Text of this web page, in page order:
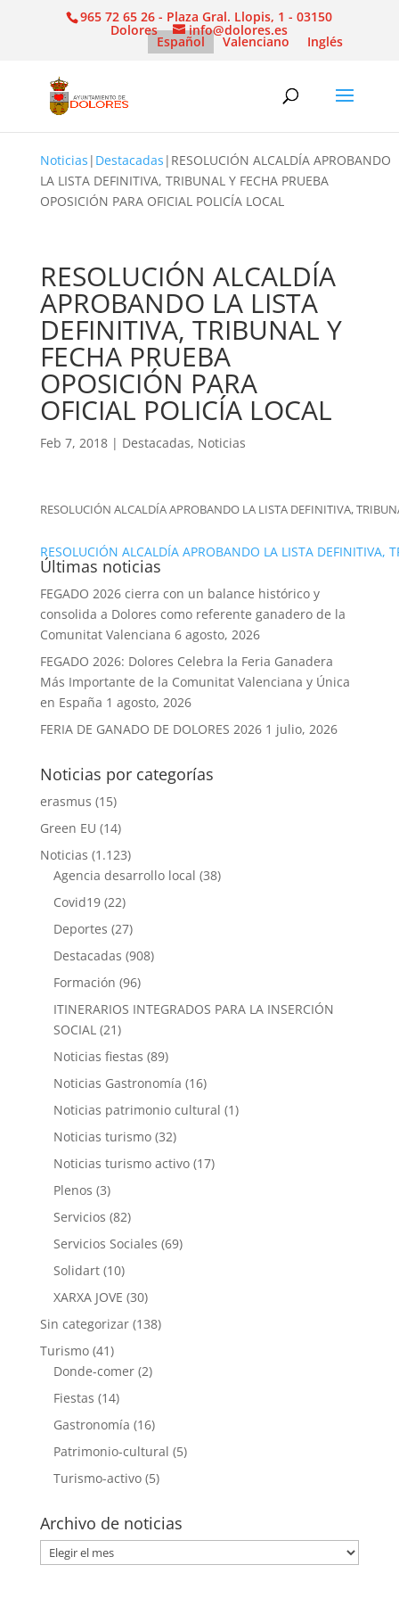
965 72 65 26 - Plaza Gral. Llopis, 1 - 03150
Dolores info@dolores.es
Español Valenciano Inglés
Noticias | Destacadas | RESOLUCIÓN ALCALDÍA APROBANDO
LA LISTA DEFINITIVA, TRIBUNAL Y FECHA PRUEBA
OPOSICIÓN PARA OFICIAL POLICÍA LOCAL
RESOLUCIÓN ALCALDÍA
APROBANDO LA LISTA
DEFINITIVA, TRIBUNAL Y
FECHA PRUEBA
OPOSICIÓN PARA
OFICIAL POLICÍA LOCAL
Feb 7, 2018| Destacadas, Noticias
RESOLUCIÓN ALCALDÍA APROBANDO LA LISTA DEFINITIVA,
RESOLUCIÓN ALCALDÍA APROBANDO LA LISTA DEFINITIVA,
Últimas noticias
FEGADO 2026 cierra con un balance histórico y
consolida a Dolores como referente ganadero de la
Comunitat Valenciana 6 agosto, 2026
FEGADO 2026: Dolores Celebra la Feria Ganadera
Más Importante de la Comunitat Valenciana y Única
en España 1 agosto, 2026
FERIA DE GANADO DE DOLORES 2026 1 julio, 2026
Noticias por categorías
erasmus (15)
Green EU (14)
Noticias (1.123)
Agencia desarrollo local (38)
Covid19(22)
Deportes (27)
Destacadas (908)
Formación (96)
ITINERARIOS INTEGRADOS PARA LA INSERCIÓN
SOCIAL(21)
Noticias fiestas (89)
Noticias Gastronomía (16)
Noticias patrimonio cultural (1)
Noticias turismo(32)
Noticias turismo activo(17)
Plenos (3)
Servicios (82)
Servicios Sociales (69)
Solidart(10)
XARXA JOVE (30)
Sin categorizar(138)
Turismo(41)
Donde-comer(2)
Fiestas (14)
Gastronomía (16)
Patrimonio-cultural (5)
Turismo-activo(5)
Archivo de noticias
Archivo
de